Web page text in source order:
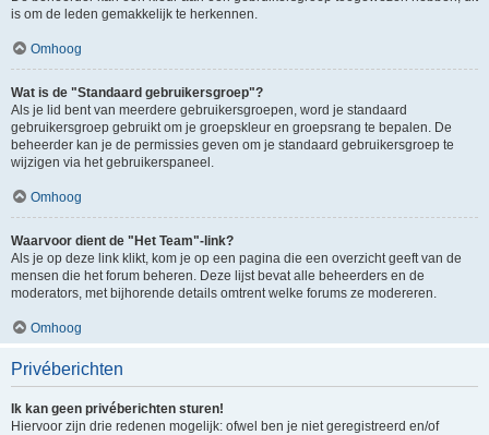
is om de leden gemakkelijk te herkennen.
Omhoog
Wat is de "Standaard gebruikersgroep"?
Als je lid bent van meerdere gebruikersgroepen, word je standaard
gebruikersgroep gebruikt om je groepskleur en groepsrang te bepalen. De
beheerder kan je de permissies geven om je standaard gebruikersgroep te
wijzigen via het gebruikerspaneel.
Omhoog
Waarvoor dient de "Het Team"-link?
Als je op deze link klikt, kom je op een pagina die een overzicht geeft van de
mensen die het forum beheren. Deze lijst bevat alle beheerders en de
moderators, met bijhorende details omtrent welke forums ze modereren.
Omhoog
Privéberichten
Ik kan geen privéberichten sturen!
Hiervoor zijn drie redenen mogelijk: ofwel ben je niet geregistreerd en/of